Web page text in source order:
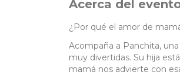
Acerca del
¿Por qué el amor de
Acompaña a Panchita,
muy divertidas. Su hija
mamá nos advierte con